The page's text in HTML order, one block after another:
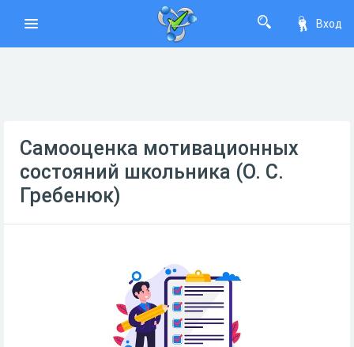
Вход
Самооценка мотивационных
состояний школьника (О. С.
Гребенюк)